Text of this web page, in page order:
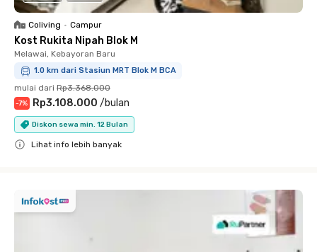
Coliving • Campur
Kost Rukita Nipah Blok M
Melawai, Kebayoran Baru
1.0 km dari Stasiun MRT Blok M BCA
mulai dari Rp3.368.000
-7% Rp3.108.000 /bulan
Diskon sewa min. 12 Bulan
Lihat info lebih banyak